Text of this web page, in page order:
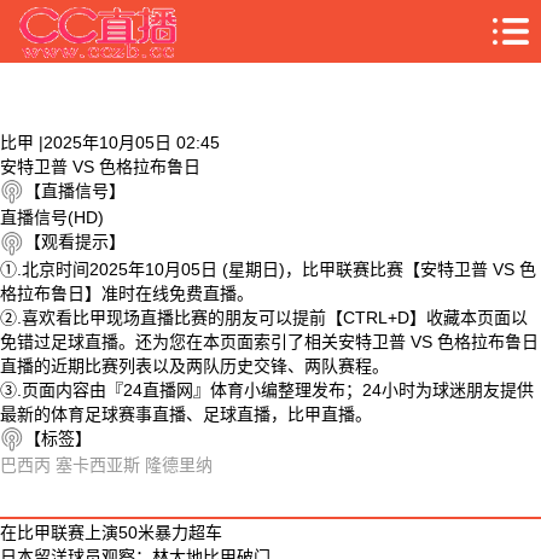
比甲 |2025年10月05日 02:45
安特卫普 VS 色格拉布鲁日
【直播信号】
直播信号(HD)
【观看提示】
①.北京时间2025年10月05日 (星期日)，比甲联赛比赛【安特卫普 VS 色
格拉布鲁日】准时在线免费直播。
②.喜欢看比甲现场直播比赛的朋友可以提前【CTRL+D】收藏本页面以
免错过足球直播。还为您在本页面索引了相关安特卫普 VS 色格拉布鲁日
直播的近期比赛列表以及两队历史交锋、两队赛程。
③.页面内容由『24直播网』体育小编整理发布；24小时为球迷朋友提供
最新的体育足球赛事直播、足球直播，比甲直播。
【标签】
巴西丙 塞卡西亚斯 隆德里纳
在比甲联赛上演50米暴力超车